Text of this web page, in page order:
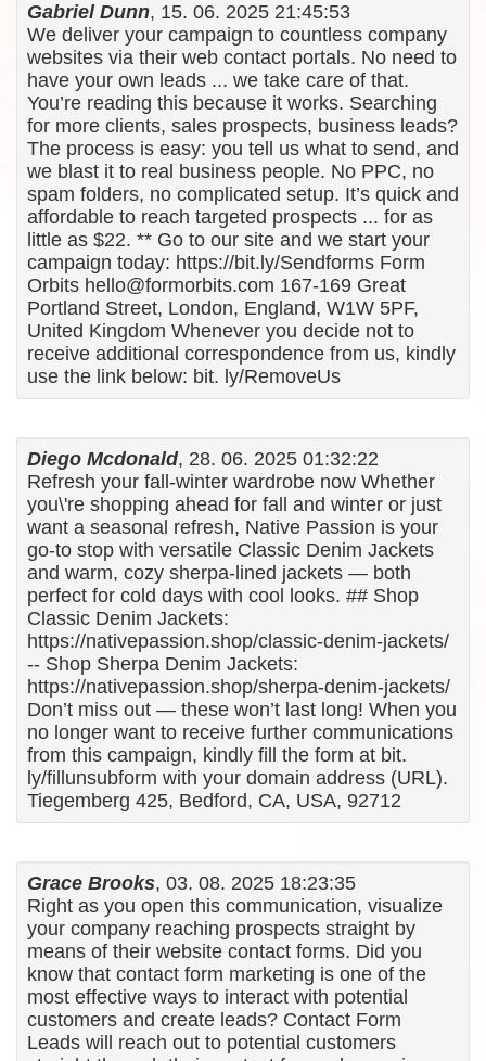
Gabriel Dunn, 15. 06. 2025 21:45:53
We deliver your campaign to countless company
websites via their web contact portals. No need to
have your own leads ... we take care of that.
You’re reading this because it works. Searching
for more clients, sales prospects, business leads?
The process is easy: you tell us what to send, and
we blast it to real business people. No PPC, no
spam folders, no complicated setup. It’s quick and
affordable to reach targeted prospects ... for as
little as $22. ** Go to our site and we start your
campaign today: https://bit.ly/Sendforms Form
Orbits hello@formorbits.com 167-169 Great
Portland Street, London, England, W1W 5PF,
United Kingdom Whenever you decide not to
receive additional correspondence from us, kindly
use the link below: bit. ly/RemoveUs
Diego Mcdonald, 28. 06. 2025 01:32:22
Refresh your fall-winter wardrobe now Whether
you\'re shopping ahead for fall and winter or just
want a seasonal refresh, Native Passion is your
go-to stop with versatile Classic Denim Jackets
and warm, cozy sherpa-lined jackets — both
perfect for cold days with cool looks. ## Shop
Classic Denim Jackets:
https://nativepassion.shop/classic-denim-jackets/
-- Shop Sherpa Denim Jackets:
https://nativepassion.shop/sherpa-denim-jackets/
Don’t miss out — these won’t last long! When you
no longer want to receive further communications
from this campaign, kindly fill the form at bit.
ly/fillunsubform with your domain address (URL).
Tiegemberg 425, Bedford, CA, USA, 92712
Grace Brooks, 03. 08. 2025 18:23:35
Right as you open this communication, visualize
your company reaching prospects straight by
means of their website contact forms. Did you
know that contact form marketing is one of the
most effective ways to interact with potential
customers and create leads? Contact Form
Leads will reach out to potential customers